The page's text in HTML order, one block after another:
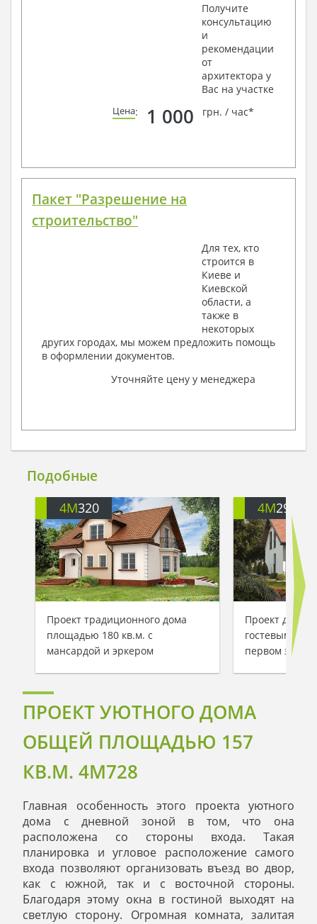
Получите
консультацию
и
рекомендации
от
архитектора у
Вас на участке
Цена: 1 000 грн. / час*
Пакет "Разрешение на
строительство"
Для тех, кто
строится в
Киеве и
Киевской
области, а
также в
некоторых
других городах, мы можем предложить помощь
в оформлении документов.
Уточняйте цену у менеджера
Подобные
4M320
Проект традиционного дома
площадью 180 кв.м. с
мансардой и эркером
4M290A
Проект дома
гостевыми
первом этаже
ПРОЕКТ УЮТНОГО ДОМА
ОБЩЕЙ ПЛОЩАДЬЮ 157
КВ.М. 4M728
Главная особенность этого проекта уютного
дома с дневной зоной в том, что она
расположена со стороны входа. Такая
планировка и угловое расположение самого
входа позволяют организовать въезд во двор,
как с южной, так и с восточной стороны.
Благодаря этому окна в гостиной выходят на
светлую сторону. Огромная комната, залитая